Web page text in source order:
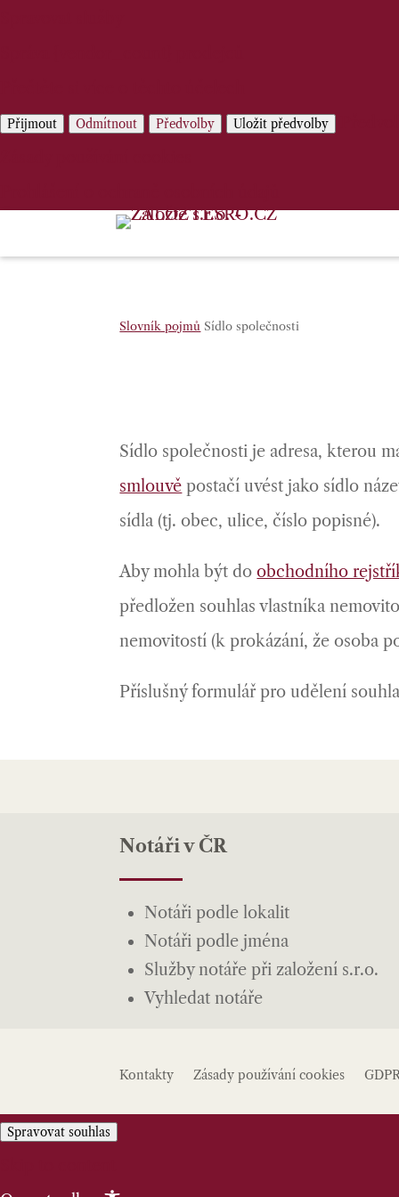
Přijmout Odmítnout Předvolby Uložit předvolby
Slovník pojmů Sídlo společnosti
Sídlo společnosti je adresa, kterou
smlouvě postačí uvést jako sídlo
sídla (tj. obec, ulice, číslo popisné).
Aby mohla být doobchodního
předložen souhlas vlastníka
nemovitostí (k prokázání, že osoba
Příslušný formulář pro udělení
Notáři v ČR
Notáři podle lokalit
Notáři podle jména
Služby notáře při založení s.r.o.
Vyhledat notáře
Kontakty Zásady používání cookies
Spravovat souhlas